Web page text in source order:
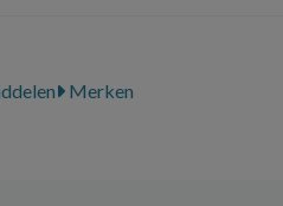
Merken